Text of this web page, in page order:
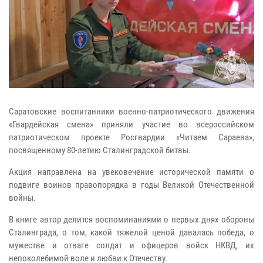
Саратовские воспитанники военно-патриотического движения
«Гвардейская смена» приняли участие во всероссийском
патриотическом проекте Росгвардии «Читаем Сараева»,
посвященному 80-летию Сталинградской битвы.
Акция направлена на увековечение исторической памяти о
подвиге воинов правопорядка в годы Великой Отечественной
войны.
В книге автор делится воспоминаниями о первых днях обороны
Сталинграда, о том, какой тяжелой ценой давалась победа, о
мужестве и отваге солдат и офицеров войск НКВД, их
непоколебимой воле и любви к Отечеству.